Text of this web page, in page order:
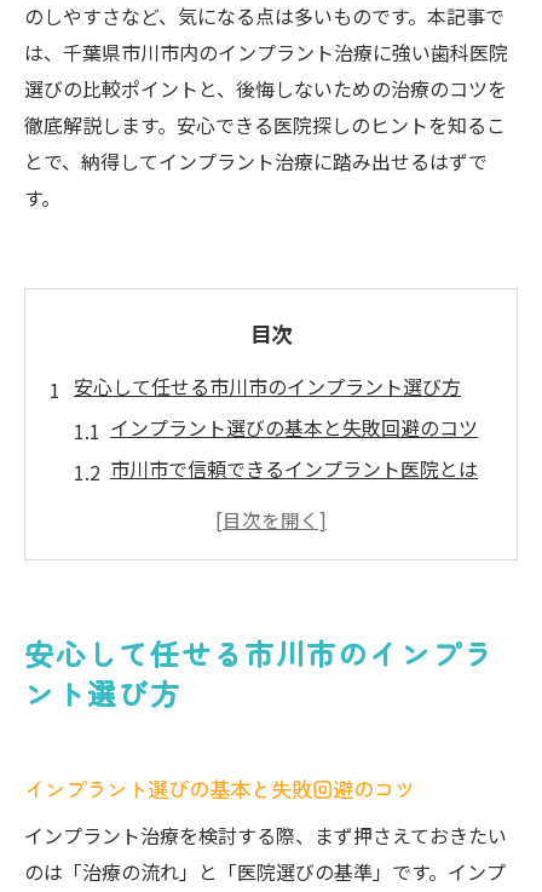
のしやすさなど、気になる点は多いものです。本記事で
は、千葉県市川市内のインプラント治療に強い歯科医院
選びの比較ポイントと、後悔しないための治療のコツを
徹底解説します。安心できる医院探しのヒントを知るこ
とで、納得してインプラント治療に踏み出せるはずで
す。
目次
安心して任せる市川市のインプラント選び方
インプラント選びの基本と失敗回避のコツ
市川市で信頼できるインプラント医院とは
実績豊富なインプラント歯科の見極め方
通いやすさ重視ならインプラント治療も快適に
通院しやすいインプラント歯科の特徴とは
インプラント治療の快適な通院環境づくり
インプラント医院の利便性を重視する理由
インプラント治療で重視すべき通院条件
安心して任せる市川市のインプラ
ント選び方
インプラント選びの基本と失敗回避のコツ
インプラント治療を検討する際、まず押さえておきたい
のは「治療の流れ」と「医院選びの基準」です。インプ